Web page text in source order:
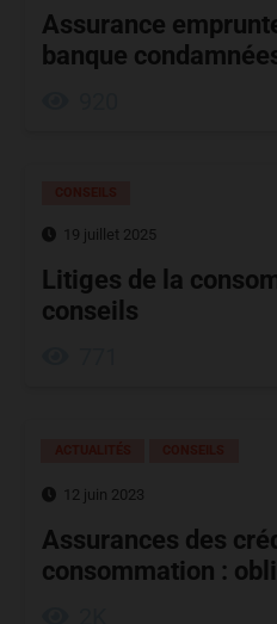
Assurance
banque
19 juillet 2025
Litiges de la
conseils
12 juin 2023
Assurances des
consommation :